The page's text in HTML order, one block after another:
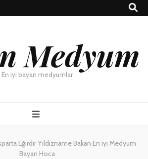
Medyum
En iyi bayan medyumlar
Eğirdir Yıldızname Bakan En iyi Medyum
Bayan Hoca